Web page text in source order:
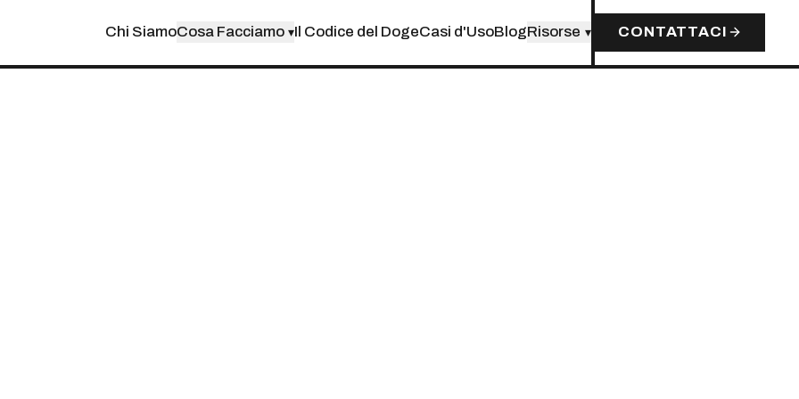
Chi SiamoCosa Facciamo ▾Il Codice del DogeCasi d'UsoBlogRisorse ▾ CONTATTACI